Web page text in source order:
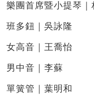
樂團首席暨小提琴｜
班多鈕｜吳詠隆
女高音｜王喬怡
男中音｜李蘇
單簧管｜葉明和